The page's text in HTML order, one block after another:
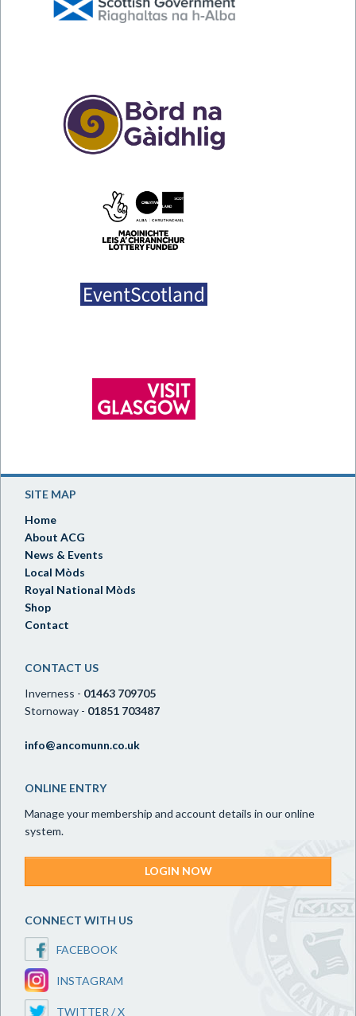
SITE MAP
Home
About ACG
News & Events
Local Mòds
Royal National Mòds
Shop
Contact
CONTACT US
Inverness - 01463 709705
Stornoway - 01851 703487
info@ancomunn.co.uk
ONLINE ENTRY
Manage your membership and account details in our online
system.
LOGIN NOW
CONNECT WITH US
FACEBOOK
INSTAGRAM
TWITTER / X